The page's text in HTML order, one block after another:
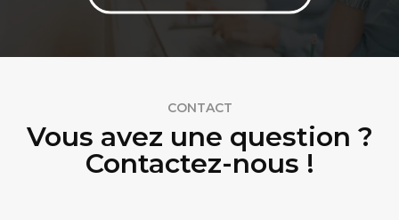
CONTACT
Vous avez une question ?
Contactez-nous !